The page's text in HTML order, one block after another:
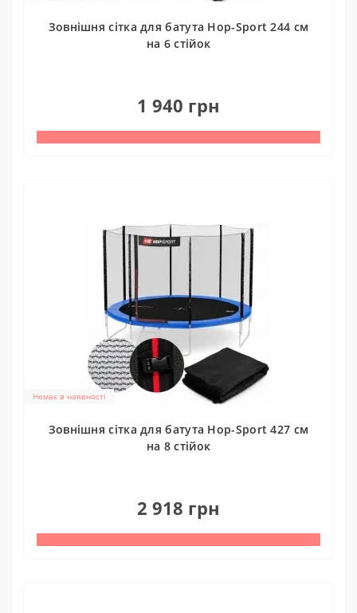
Зовнішня сітка для батута Hop-Sport 244 см
на 6 стійок
1 940 грн
Немає в наявності
Зовнішня сітка для батута Hop-Sport 427 см
на 8 стійок
2 918 грн